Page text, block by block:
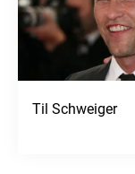
Til Schweiger